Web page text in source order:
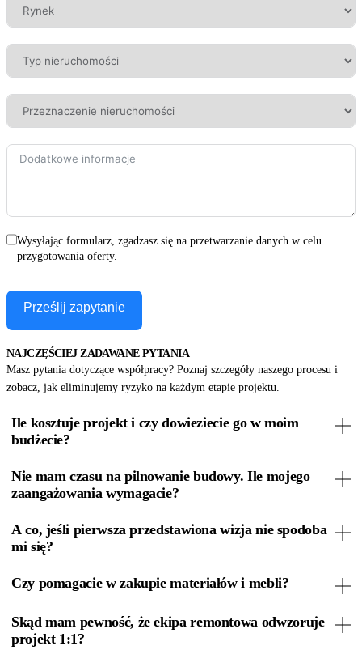
Wysyłając formularz, zgadzasz się na przetwarzanie danych w celu
przygotowania oferty.
Prześlij zapytanie
NAJCZĘŚCIEJ ZADAWANE PYTANIA
Masz pytania dotyczące współpracy? Poznaj szczegóły naszego procesu i
zobacz, jak eliminujemy ryzyko na każdym etapie projektu.
Ile kosztuje projekt i czy dowieziecie go w moim
budżecie?
Nie mam czasu na pilnowanie budowy. Ile mojego
zaangażowania wymagacie?
A co, jeśli pierwsza przedstawiona wizja nie spodoba
mi się?
Czy pomagacie w zakupie materiałów i mebli?
Skąd mam pewność, że ekipa remontowa odwzoruje
projekt 1:1?